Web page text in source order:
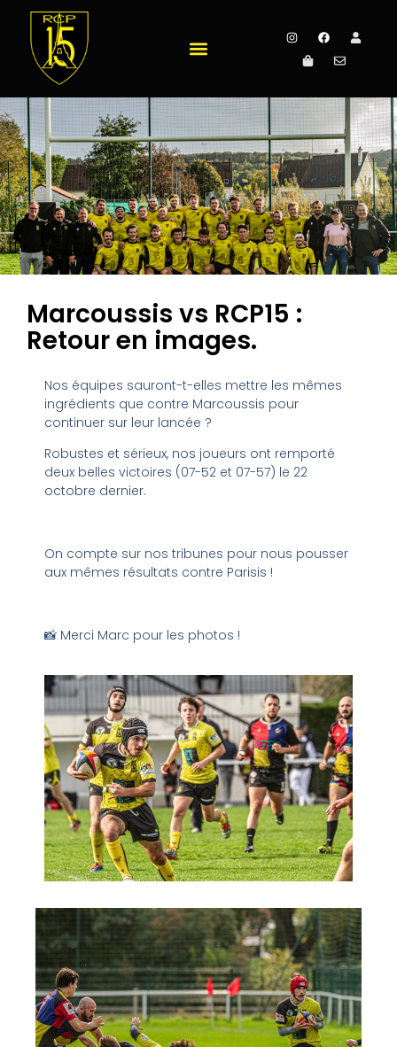
Marcoussis vs RCP15 :
Retour en images.
Nos équipes sauront-t-elles mettre les mêmes
ingrédients que contre Marcoussis pour
continuer sur leur lancée ?
Robustes et sérieux, nos joueurs ont remporté
deux belles victoires (07-52 et 07-57) le 22
octobre dernier.
On compte sur nos tribunes pour nous pousser
aux mêmes résultats contre Parisis !
📸 Merci Marc pour les photos !